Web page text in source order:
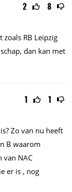
2 8
RB Leipzig
dan kan met
1 1
Zo van nu heeft
B waarom
van NAC
er is , nog